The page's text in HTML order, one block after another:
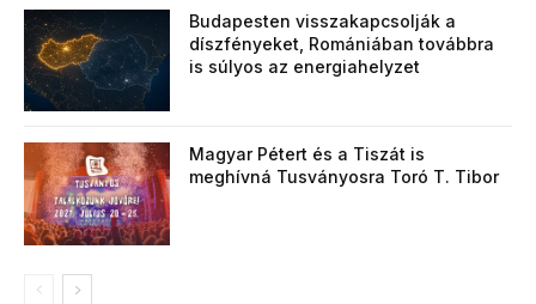
Budapesten visszakapcsolják a
díszfényeket, Romániában továbbra
is súlyos az energiahelyzet
Magyar Pétert és a Tiszát is
meghívná Tusványosra Toró T. Tibor